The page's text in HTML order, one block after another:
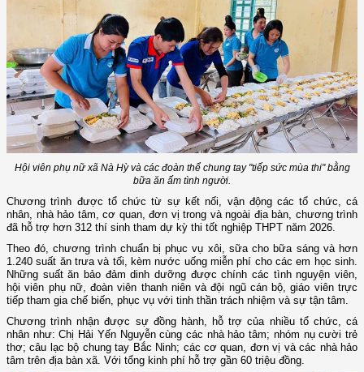
Hội viên phụ nữ xã Nà Hỳ và các đoàn thể chung tay "tiếp sức mùa thi" bằng
bữa ăn ấm tình người.
Chương trình được tổ chức từ sự kết nối, vận động các tổ chức, cá
nhân, nhà hảo tâm, cơ quan, đơn vị trong và ngoài địa bàn, chương trình
đã hỗ trợ hơn 312 thí sinh tham dự kỳ thi tốt nghiệp THPT năm 2026.
Theo đó, chương trình chuẩn bị phục vụ xôi, sữa cho bữa sáng và hơn
1.240 suất ăn trưa và tối, kèm nước uống miễn phí cho các em học sinh.
Những suất ăn bảo đảm dinh dưỡng được chính các tình nguyện viên,
hội viên phụ nữ, đoàn viên thanh niên và đội ngũ cán bộ, giáo viên trực
tiếp tham gia chế biến, phục vụ với tinh thần trách nhiệm và sự tận tâm.
Chương trình nhận được sự đồng hành, hỗ trợ của nhiều tổ chức, cá
nhân như: Chị Hải Yến Nguyễn cùng các nhà hảo tâm; nhóm nụ cười trẻ
thơ; câu lạc bộ chung tay Bắc Ninh; các cơ quan, đơn vị và các nhà hảo
tâm trên địa bàn xã. Với tổng kinh phí hỗ trợ gần 60 triệu đồng.